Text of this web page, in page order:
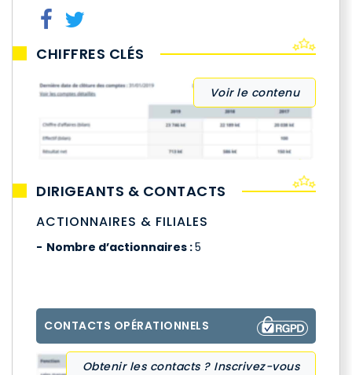
CHIFFRES CLÉS
Voir le contenu
DIRIGEANTS & CONTACTS
ACTIONNAIRES & FILIALES
Nombre d’actionnaires :5
CONTACTS OPÉRATIONNELS
Obtenir les contacts ? Inscrivez-vous